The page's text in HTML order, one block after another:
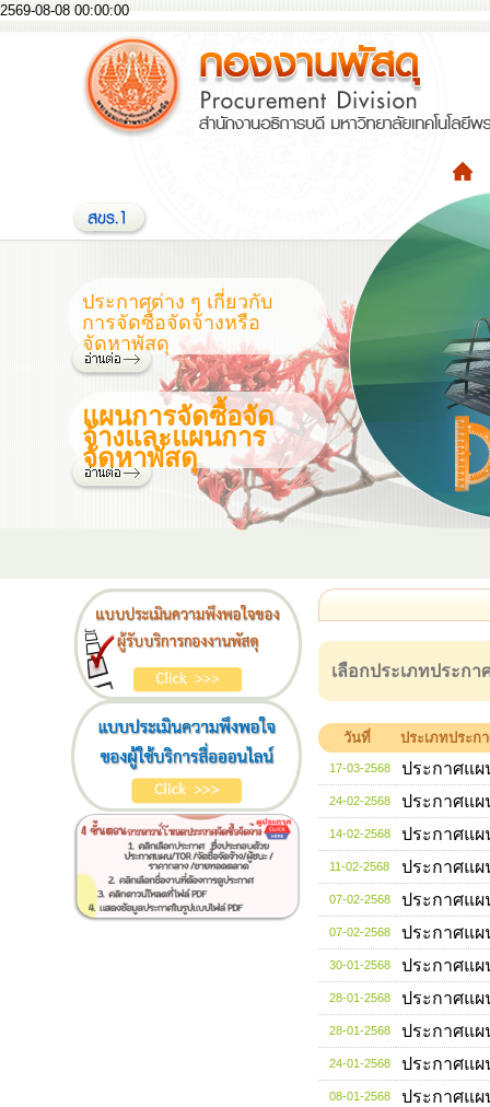
2569-08-08 00:00:00
ประกาศต่าง ๆ เกี่ยวกับ
การจัดซื้อจัดจ้างหรือ
จัดหาพัสดุ
แผนการจัดซื้อจัด
จ้างและแผนการ
จัดหาพัสดุ
เลือกประเภทประกา
วันที่ ประเภทประก
17-03-2568 ประกาศแผ
24-02-2568 ประกาศแผ
14-02-2568 ประกาศแผ
11-02-2568 ประกาศแผ
07-02-2568 ประกาศแผ
07-02-2568 ประกาศแผ
30-01-2568 ประกาศแผ
28-01-2568 ประกาศแผ
28-01-2568 ประกาศแผ
24-01-2568 ประกาศแผ
08-01-2568 ประกาศแผ